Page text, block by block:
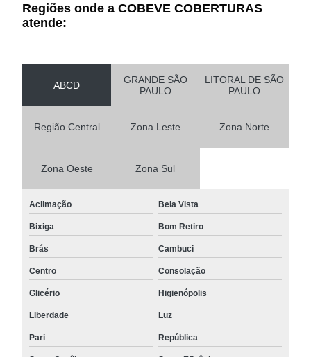
Regiões onde a COBEVE COBERTURAS
atende:
ABCD
GRANDE SÃO
PAULO
LITORAL DE SÃO
PAULO
Região Central Zona Leste Zona Norte
Zona Oeste Zona Sul
Aclimação Bela Vista
Bixiga Bom Retiro
Brás Cambuci
Centro Consolação
Glicério Higienópolis
Liberdade Luz
Pari República